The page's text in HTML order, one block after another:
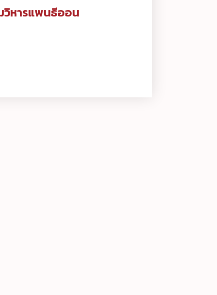
วิหารแพนธีออน